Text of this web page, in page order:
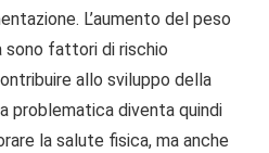
L’aumento del peso
fattori di rischio
allo sviluppo della
problematica diventa quindi
la salute fisica, ma anche